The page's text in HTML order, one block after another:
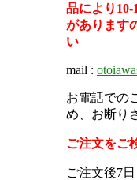
品により
があります
い
mail :
お電話での
め、お断り
ご注文をご
ご注文後7